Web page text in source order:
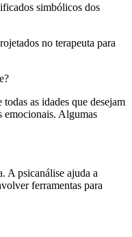
simbólicos dos
no terapeuta para
as idades que desejam
emocionais. Algumas
A psicanálise ajuda a
ferramentas para